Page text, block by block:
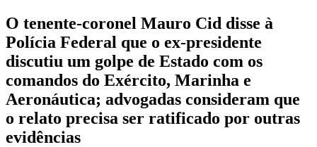
O tenente-coronel Mauro Cid disse à
Polícia Federal que o ex-presidente
discutiu um golpe de Estado com os
comandos do Exército, Marinha e
Aeronáutica; advogadas consideram que
o relato precisa ser ratificado por outras
evidências